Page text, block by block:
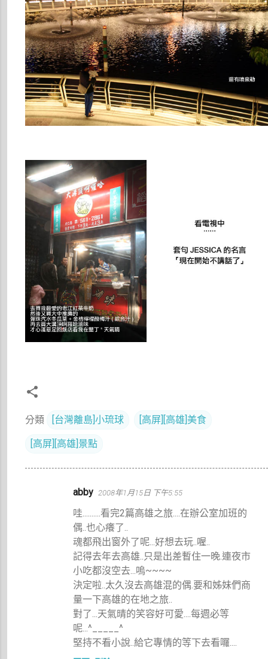
分類 [台灣離島]小琉球 [高屏][高雄]美食
[高屏][高雄]景點
abby 2008年1月15日 下午5:55
哇..........看完2篇高雄之旅....在辦公室加班的
偶..也心癢了..
魂都飛出窗外了呢...好想去玩..喔..
記得去年去高雄..只是出差暫住一晚.連夜市
小吃都沒空去...嗚~~~~
決定啦..太久沒去高雄混的偶.要和姊妹們商
量一下高雄的在地之旅..
對了...天氣晴的笑容好可愛....每週必等
呢...^_____^
堅持不看小說..給它專情的等下去看囉....